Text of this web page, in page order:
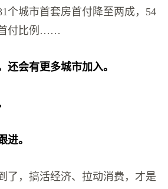
个城市首套房首付降至两成，54
付比例……
还会有更多城市加入。
进。
了，搞活经济、拉动消费，才是